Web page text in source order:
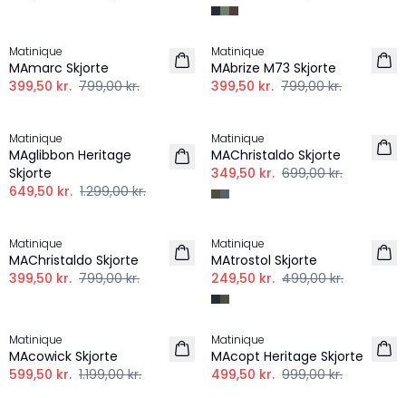
Matinique
MAmarc Skjorte
399,50 kr. 799,00 kr.
-50%
Matinique
MAbrize M73 Skjorte
399,50 kr. 799,00 kr.
Matinique
MAglibbon Heritage
Skjorte
649,50 kr. 1.299,00 kr.
Matinique
MAChristaldo Skjorte
349,50 kr. 699,00 kr.
Matinique
MAChristaldo Skjorte
399,50 kr. 799,00 kr.
Matinique
MAtrostol Skjorte
249,50 kr. 499,00 kr.
Matinique
MAcowick Skjorte
599,50 kr. 1.199,00 kr.
-50%
Matinique
MAcopt Heritage Skjorte
499,50 kr. 999,00 kr.